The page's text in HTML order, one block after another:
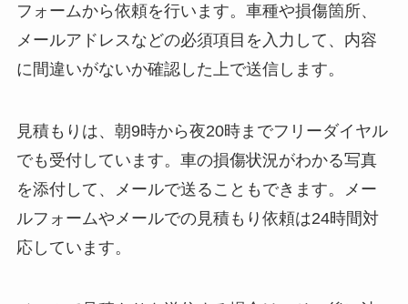
フォームから依頼を行います。車種や損傷箇所、
メールアドレスなどの必須項目を入力して、内容
に間違いがないか確認した上で送信します。
見積もりは、朝9時から夜20時までフリーダイヤル
でも受付しています。車の損傷状況がわかる写真
を添付して、メールで送ることもできます。メー
ルフォームやメールでの見積もり依頼は24時間対
応しています。